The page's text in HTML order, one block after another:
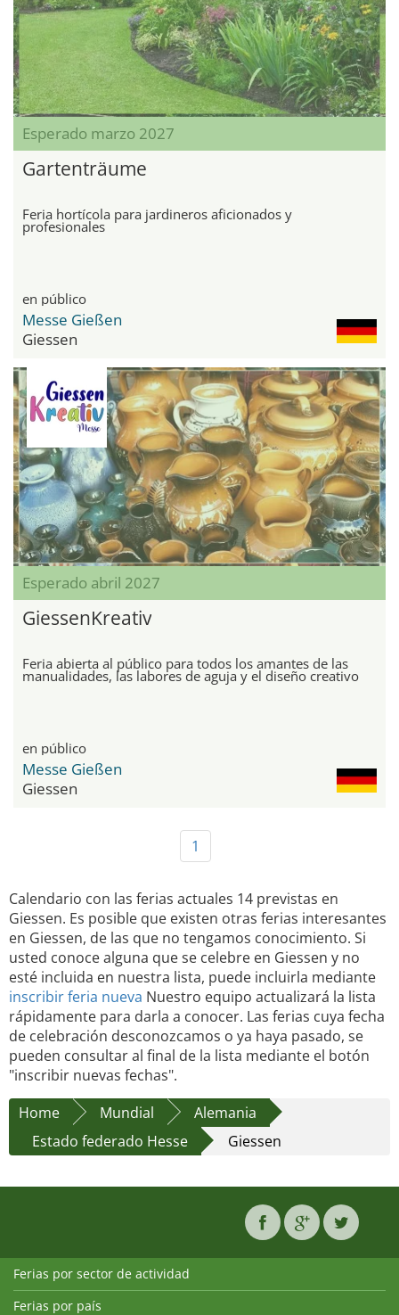
Esperado marzo 2027
Gartenträume
Feria hortícola para jardineros aficionados y
profesionales
en público
Messe Gießen
Giessen
Esperado abril 2027
GiessenKreativ
Feria abierta al público para todos los amantes de las
manualidades, las labores de aguja y el diseño creativo
en público
Messe Gießen
Giessen
1
Calendario con las ferias actuales 14 previstas en
Giessen. Es posible que existen otras ferias interesantes
en Giessen, de las que no tengamos conocimiento. Si
usted conoce alguna que se celebre en Giessen y no
esté incluida en nuestra lista, puede incluirla mediante
inscribir feria nueva Nuestro equipo actualizará la lista
rápidamente para darla a conocer. Las ferias cuya fecha
de celebración desconozcamos o ya haya pasado, se
pueden consultar al final de la lista mediante el botón
"inscribir nuevas fechas".
Home
Mundial
Alemania
Estado federado Hesse
Giessen
Ferias por sector de actividad
Ferias por país